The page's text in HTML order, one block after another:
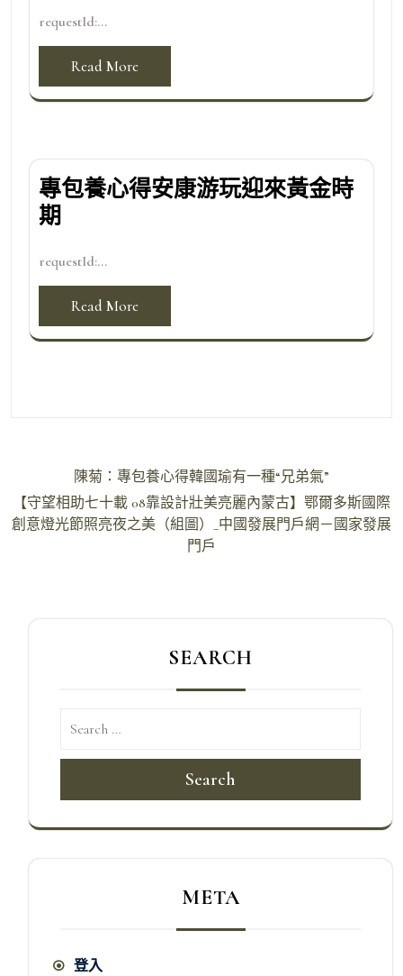
requestId:...
Read More
專包養心得安康游玩迎來黃金時
期
requestId:...
Read More
章
導
陳菊：專包養心得韓國瑜有一種“兄弟氣”
【守望相助七十載 08靠設計壯美亮麗內蒙古】鄂爾多斯國際
創意燈光節照亮夜之美（組圖）_中國發展門戶網－國家發展
門戶
SEARCH
Search
META
登入